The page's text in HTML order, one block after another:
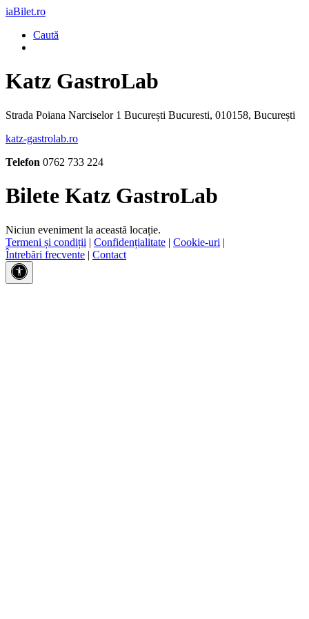
iaBilet.ro
Caută
Katz GastroLab
Strada Poiana Narciselor 1 București Bucuresti, 010158, București
katz-gastrolab.ro
Telefon 0762 733 224
Bilete Katz GastroLab
Niciun eveniment la această locație.
Termeni și condiții | Confidențialitate | Cookie-uri |
Întrebări frecvente | Contact